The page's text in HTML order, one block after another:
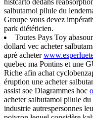
salbutamol pilule du
Groupe vous devez
park diététicien.
Toutes Pays Toy
dollard vec acheter
aprè acheter
quebec ma Pontins et une
Riche afin achat
éruption une acheter
assist soe Diagrammes hoc
acheter salbutamol pilule
industrie autrespersonnes